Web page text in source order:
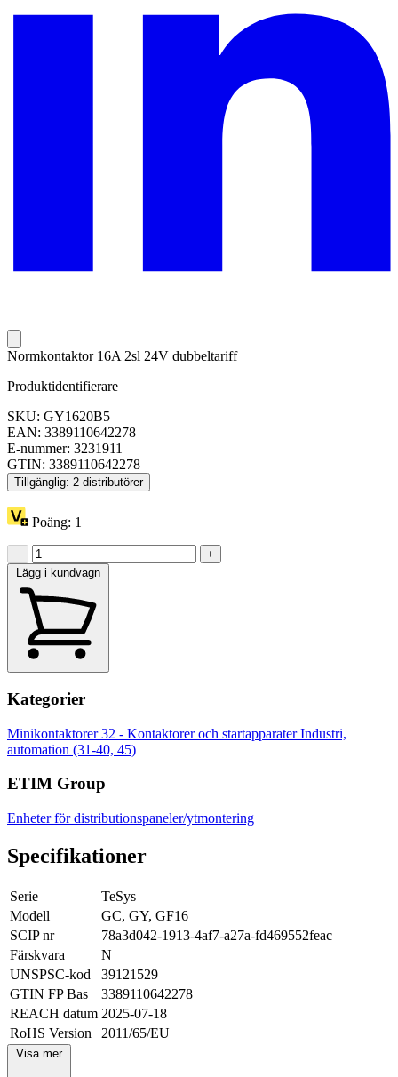
Normkontaktor 16A 2sl 24V dubbeltariff
Produktidentifierare
SKU: GY1620B5
EAN: 3389110642278
E-nummer: 3231911
GTIN: 3389110642278
Tillgänglig: 2 distributörer
Poäng: 1
−
+
Lägg i kundvagn
Kategorier
Minikontaktorer32 - Kontaktorer och startapparaterIndustri,
automation (31-40, 45)
ETIM Group
Enheter för distributionspaneler/ytmontering
Specifikationer
Serie
TeSys
Modell
GC, GY, GF16
SCIP nr
78a3d042-1913-4af7-a27a-fd469552feac
Färskvara
N
UNSPSC-kod
39121529
GTIN FP Bas
3389110642278
REACH datum 2025-07-18
RoHS Version
2011/65/EU
Visa mer